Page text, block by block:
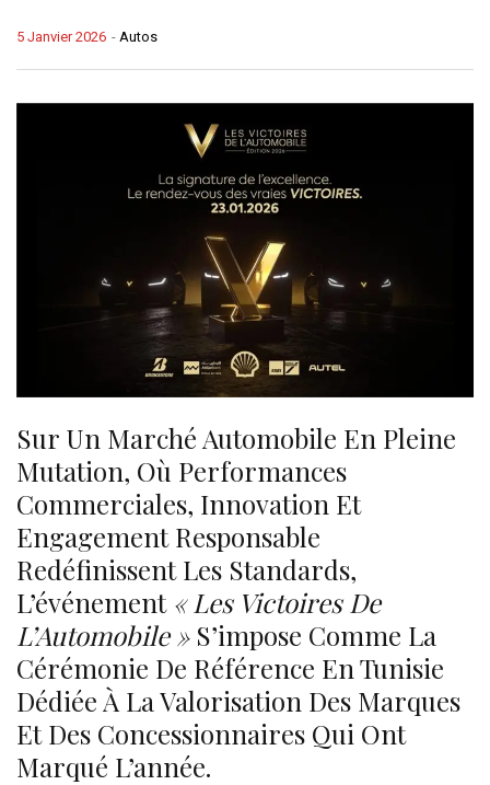
- Autos
5 Janvier 2026
Sur Un Marché Automobile En Pleine
Mutation, Où Performances
Commerciales, Innovation Et
Engagement Responsable
Redéfinissent Les Standards,
L’événement « Les Victoires De
L’Automobile » S’impose Comme La
Cérémonie De Référence En Tunisie
Dédiée À La Valorisation Des Marques
Et Des Concessionnaires Qui Ont
Marqué L’année.